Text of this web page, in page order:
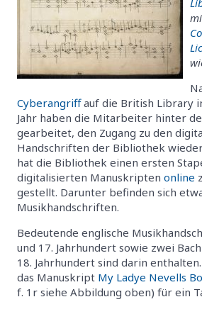
Cyberangriffauf die British Library
Jahr haben die Mitarbeiter hinter
gearbeitet, den Zugang zu den
Handschriften der Bibliothek
hat die Bibliothek einen ersten
digitalisierten Manuskripten online
gestellt. Darunter befinden sich
Musikhandschriften.
Bedeutende englische
und 17. Jahrhundert sowie zwei
18. Jahrhundert sind darin
das Manuskript My Ladye Nevells
f. 1r siehe Abbildung oben) für ein